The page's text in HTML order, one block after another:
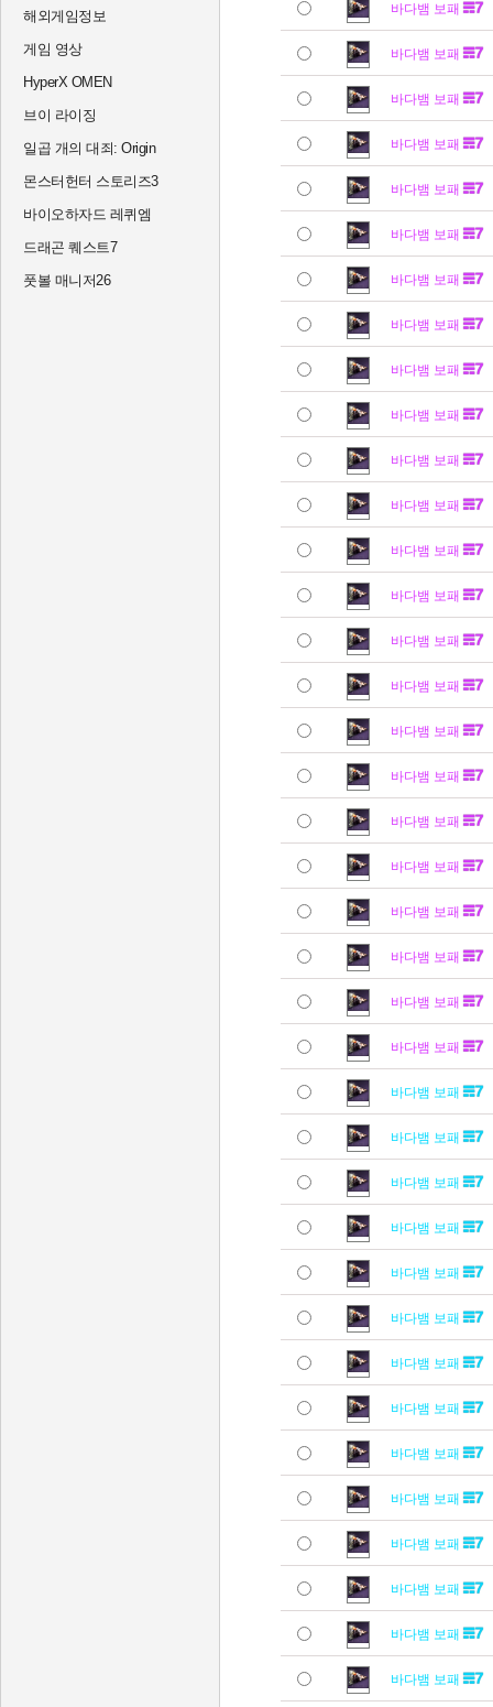
해외게임정보
게임 영상
HyperX OMEN
브이 라이징
일곱 개의 대죄: Origin
몬스터헌터 스토리즈3
바이오하자드 레퀴엠
드래곤 퀘스트7
풋볼 매니저26
바다뱀 보패
바다뱀 보패
바다뱀 보패
바다뱀 보패
바다뱀 보패
바다뱀 보패
바다뱀 보패
바다뱀 보패
바다뱀 보패
바다뱀 보패
바다뱀 보패
바다뱀 보패
바다뱀 보패
바다뱀 보패
바다뱀 보패
바다뱀 보패
바다뱀 보패
바다뱀 보패
바다뱀 보패
바다뱀 보패
바다뱀 보패
바다뱀 보패
바다뱀 보패
바다뱀 보패
바다뱀 보패
바다뱀 보패
바다뱀 보패
바다뱀 보패
바다뱀 보패
바다뱀 보패
바다뱀 보패
바다뱀 보패
바다뱀 보패
바다뱀 보패
바다뱀 보패
바다뱀 보패
바다뱀 보패
바다뱀 보패